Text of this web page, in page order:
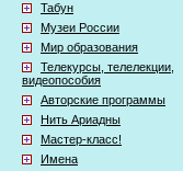
Табун
Музеи России
Мир образования
Телекурсы, телелекции,
видеопособия
Авторские программы
Нить Ариадны
Мастер-класс!
Имена